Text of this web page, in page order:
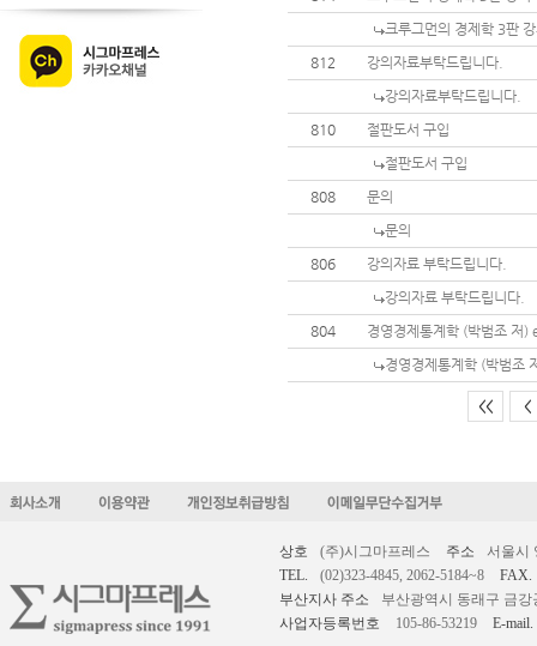
크루그먼의 경제학 3판
812
강의자료부탁드립니다.
강의자료부탁드립니다.
810
절판도서 구입
절판도서 구입
808
문의
문의
806
강의자료 부탁드립니다.
강의자료 부탁드립니다.
804
경영경제통계학 (박범조 저)
경영경제통계학 (박범조
<< <
상호 (주)시그마프레스 주소
서울시
TEL.
(02)323-4845, 2062-5184~8
FAX.
부산지사 주소
부산광역시 동래구 금강
사업자등록번호
105-86-53219 E-mail.